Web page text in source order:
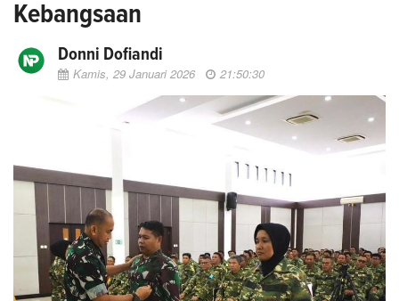
Kebangsaan
Donni Dofiandi
Kamis, 29 Januari 2026 21:50:30